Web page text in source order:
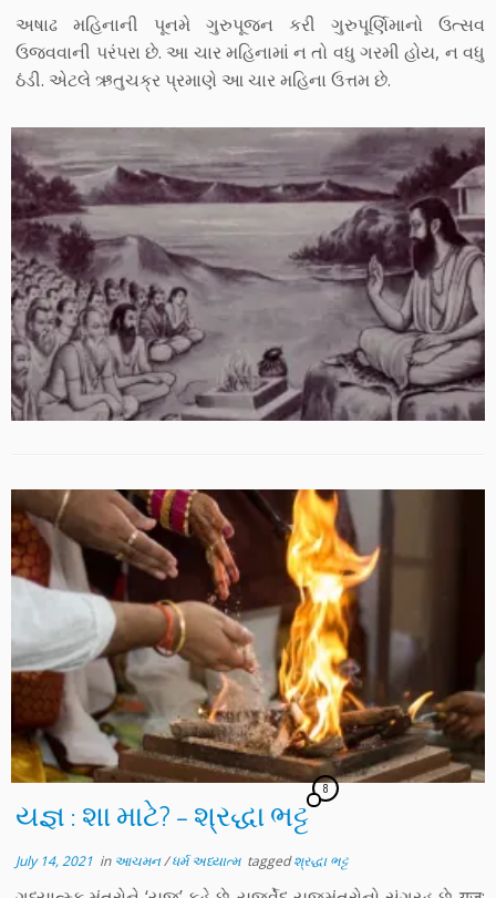
અષાઢ મહિનાની પૂનમે ગુરુપૂજન કરી ગુરુપૂર્ણિમાનો ઉત્સવ
ઉજવવાની પરંપરા છે. આ ચાર મહિનામાં ન તો વધુ ગરમી હોય, ન વધુ
ઠંડી. એટલે ઋતુચક્ર પ્રમાણે આ ચાર મહિના ઉત્તમ છે.
યજ્ઞ : શા માટે? – શ્રદ્ધા ભટ્ટ
8
July 14, 2021 in આચમન/ધર્મ અધ્યાત્મ taggedશ્રદ્ધા ભટ્ટ